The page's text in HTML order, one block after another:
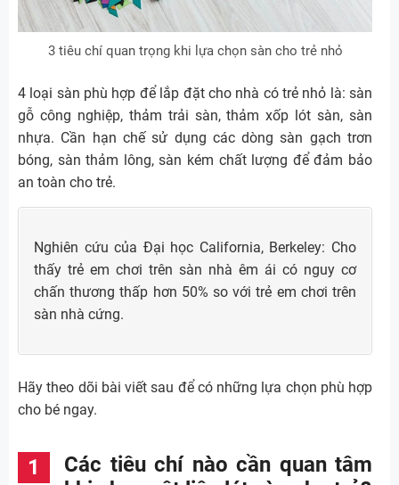
3 tiêu chí quan trọng khi lựa chọn sàn cho trẻ nhỏ
4 loại sàn phù hợp để lắp đặt cho nhà có trẻ nhỏ là: sàn
gỗ công nghiệp, thảm trải sàn, thảm xốp lót sàn, sàn
nhựa. Cần hạn chế sử dụng các dòng sàn gạch trơn
bóng, sàn thảm lông, sàn kém chất lượng để đảm bảo
an toàn cho trẻ.
Nghiên cứu của Đại học California, Berkeley: Cho
thấy trẻ em chơi trên sàn nhà êm ái có nguy cơ
chấn thương thấp hơn 50% so với trẻ em chơi trên
sàn nhà cứng.
Hãy theo dõi bài viết sau để có những lựa chọn phù hợp
cho bé ngay.
Các tiêu chí nào cần quan tâm